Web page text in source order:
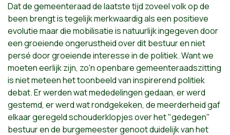
Dat de gemeenteraad de laatste tijd zoveel volk op de
been brengt is tegelijk merkwaardig als een positieve
evolutie maar die mobilisatie is natuurlijk ingegeven door
een groeiende ongerustheid over dit bestuur en niet
persé door groeiende interesse in de politiek. Want we
moeten eerlijk zijn, zo'n openbare gemeenteraadszitting
is niet meteen het toonbeeld van inspirerend politiek
debat. Er werden wat mededelingen gedaan, er werd
gestemd, er werd wat rondgekeken, de meerderheid gaf
elkaar geregeld schouderklopjes over het "gedegen"
bestuur en de burgemeester genoot duidelijk van het